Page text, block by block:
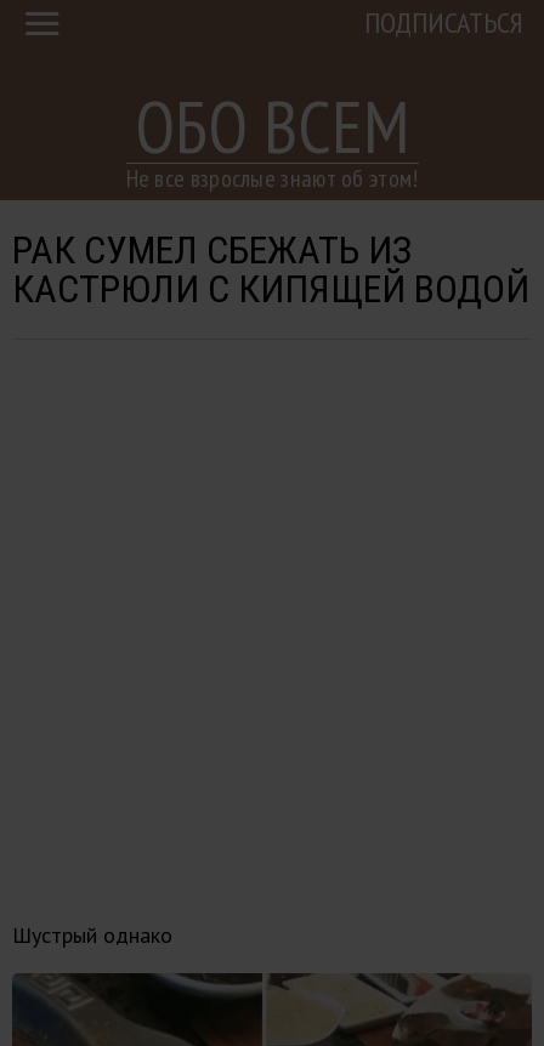
ОБО ВСЕМ
Не все взрослые знают об этом!
ПОДПИСАТЬСЯ
РАК СУМЕЛ СБЕЖАТЬ ИЗ
КАСТРЮЛИ С КИПЯЩЕЙ ВОДОЙ
Шустрый однако